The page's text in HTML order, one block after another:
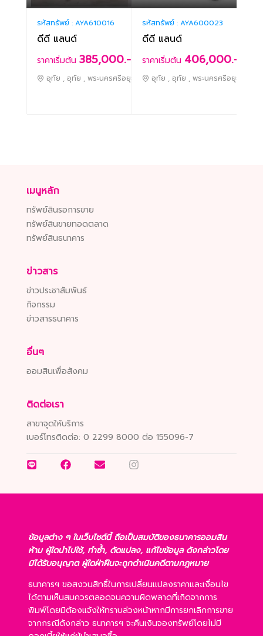
รหัสทรัพย์ : AYA610016
ดีดี แลนด์
ราคาเริ่มต้น 385,000.-
อุทัย , อุทัย , พระนครศรีอยุธยา
รหัสทรัพย์ : AYA600023
ดีดี แลนด์
ราคาเริ่มต้น 406,000.-
อุทัย , อุทัย , พระนครศรีอยุธยา
เมนูหลัก
ทรัพย์สินรอการขาย
ทรัพย์สินขายทอดตลาด
ทรัพย์สินธนาคาร
ข่าวสาร
ข่าวประชาสัมพันธ์
กิจกรรม
ข่าวสารธนาคาร
อื่นๆ
ออมสินเพื่อสังคม
ติดต่อเรา
สาขาจุดให้บริการ
เบอร์โทรติดต่อ: 0 2299 8000 ต่อ 155096-7
ข้อมูลต่าง ๆ ในเว็บไซต์นี้ ถือเป็นสมบัติของธนาคารออมสิน
ห้าม ผู้ใดนำไปใช้, ทำซ้ำ, ดัดแปลง, แก้ไขข้อมูล ดังกล่าวโดย
มิได้รับอนุญาต ผู้ใดฝ่าฝืนจะถูกดำเนินคดีตามกฎหมาย
ธนาคารฯ ขอสงวนสิทธิ์ในการเปลี่ยนแปลงราคาและเงื่อนไข
ได้ตามเห็นสมควรตลอดจนความผิดพลาดที่เกิดจากการ
พิมพ์โดยมิต้องแจ้งให้ทราบล่วงหน้าหากมีการยกเลิกการขาย
จากกรณีดังกล่าว ธนาคารฯ จะคืนเงินจองทรัพย์โดยไม่มี